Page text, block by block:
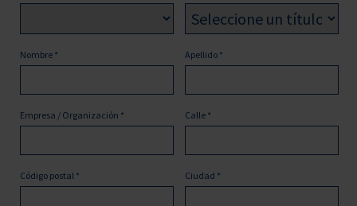
Nombre * Apellido *
Empresa / Organización * Calle *
Código postal * Ciudad *